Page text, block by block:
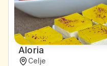
Aloria
Celje